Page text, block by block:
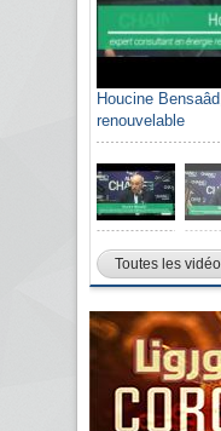
Houcine
renouvelable
Toutes les